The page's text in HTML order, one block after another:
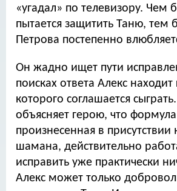
«угадал» по телевизору. Чем
пытается защитить Таню, тем
Петрова постепенно
Он жадно ищет пути
поисках ответа Алекс
которого соглашается
объясняет герою, что
произнесенная в присутствии
шамана, действительно
исправить уже практически
Алекс может только